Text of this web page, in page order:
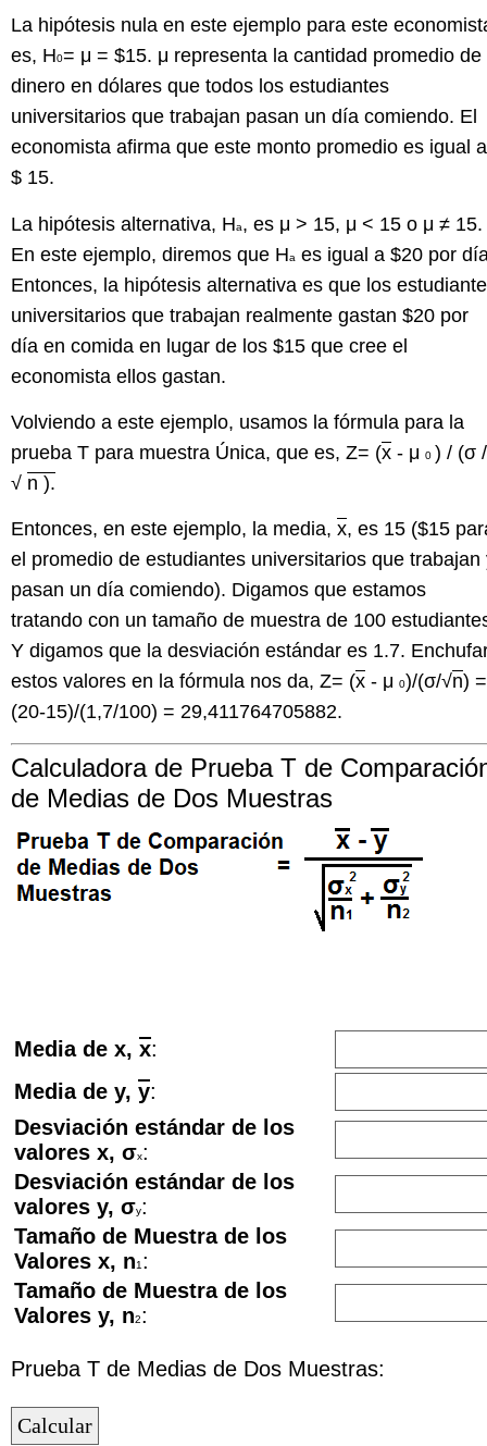
La hipótesis nula en este ejemplo para este
es, H0= μ = $15. μ representa la cantidad promedio de
dinero en dólares que todos los estudiantes
universitarios que trabajan pasan un día comiendo. El
economista afirma que este monto promedio es igual a
$ 15.
La hipótesis alternativa, Ha, es μ > 15, μ < 15 o μ ≠ 15.
En este ejemplo, diremos que Ha es igual a $20 por
Entonces, la hipótesis alternativa es que los
universitarios que trabajan realmente gastan $20 por
día en comida en lugar de los $15 que cree el
economista ellos gastan.
Volviendo a este ejemplo, usamos la fórmula para la
prueba T para muestra Única, que es, Z= (x - μ 0 ) / (σ /
√ n ).
Entonces, en este ejemplo, la media, x, es 15 ($15
el promedio de estudiantes universitarios que trabajan
pasan un día comiendo). Digamos que estamos
tratando con un tamaño de muestra de 100
Y digamos que la desviación estándar es 1.7.
estos valores en la fórmula nos da, Z= (x - μ 0)/(σ/√n) =
(20-15)/(1,7/100) = 29,411764705882.
Calculadora de Prueba T de
de Medias de Dos Muestras
Media de x, x:
Media de y, y:
Desviación estándar de los
valores x, σx:
Desviación estándar de los
valores y, σy:
Tamaño de Muestra de los
Valores x, n1 :
Tamaño de Muestra de los
Valores y, n2:
Prueba T de Medias de Dos Muestras: